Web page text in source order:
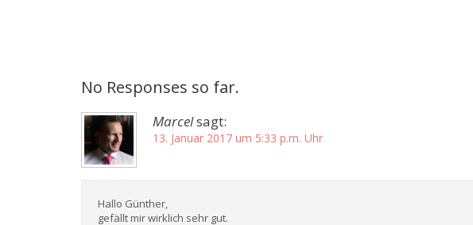
No Responses so far.
Marcelsagt:
13. Januar 2017 um 5:33 p.m. Uhr
Hallo Günther,
gefällt mir wirklich sehr gut.